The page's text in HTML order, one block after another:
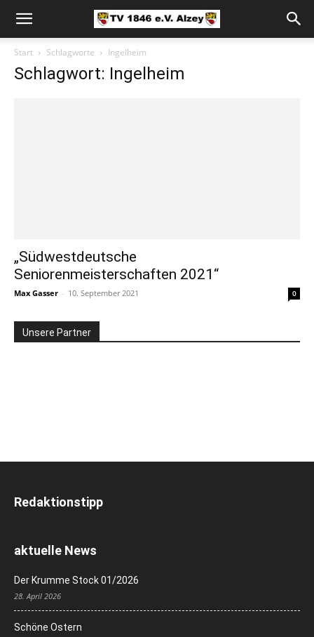
Start Schlagworte Ingelheim
Schlagwort: Ingelheim
„Südwestdeutsche
Seniorenmeisterschaften 2021“
Max Gasser - 10. September 2021 0
Unsere Partner
Redaktionstipp
aktuelle News
Der Krumme Stock 01/2026
28. April 2026
Schöne Ostern